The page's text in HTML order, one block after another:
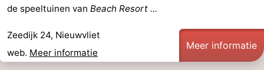
en
drinken
Haaientanden
Zeehonden
Evenementen
de speeltuinen van Beach Resort ...
Zeedijk 24, Nieuwvliet
web. Meer informatie
Meer informatie